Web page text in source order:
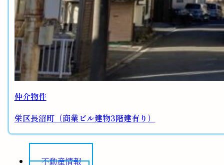
仲介物件
栄区長沼町（商業ビル建物3階建有り）
不動産情報